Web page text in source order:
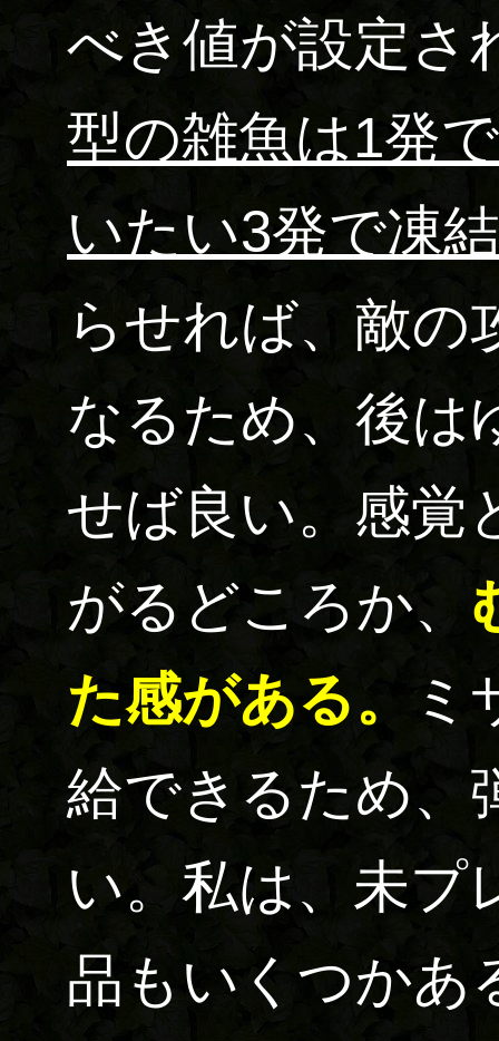
べき値が設定さ
型の雑魚は1発
いたい3発で凍結
らせれば、敵の
なるため、後は
せば良い。感覚
がるどころか、
た感がある。
ミ
給できるため、
い。私は、未プ
品もいくつかあ